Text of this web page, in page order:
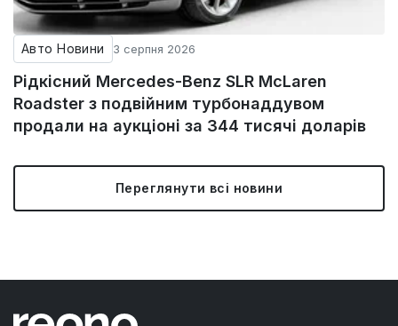
Авто Новини 3 серпня 2026
Рідкісний Mercedes-Benz SLR McLaren
Roadster з подвійним турбонаддувом
продали на аукціоні за 344 тисячі доларів
Переглянути всі новини